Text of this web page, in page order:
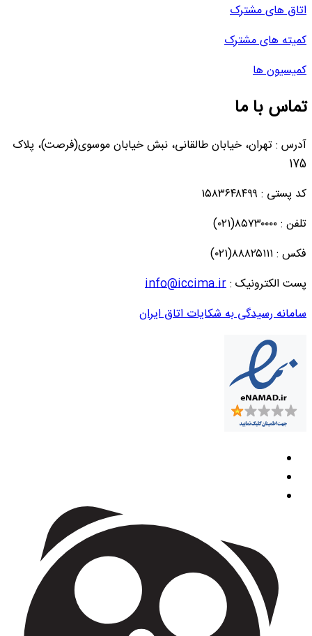
اتاق های مشترک
کمیته های مشترک
کمیسیون ها
تماس با ما
آدرس : تهران، خیابان طالقانی، نبش خیابان موسوی(فرصت)، پلاک
175
کد پستی : ۱۵۸۳۶۴۸۴۹۹
تلفن : ۸۵۷۳۰۰۰۰(۰۲۱)
فکس : ۸۸۸۲۵۱۱۱(۰۲۱)
پست الکترونیک :info@iccima.ir
سامانه رسیدگی به شکایات اتاق ایران